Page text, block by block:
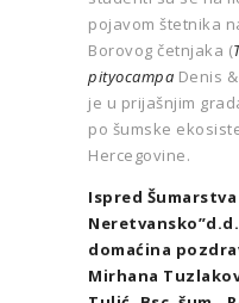
pojavom štetnika
Borovog četnjaka (
pityocampa Denis
je u prijašnjim
po šumske
Hercegovine.
Ispred
domaćina
Mirhana